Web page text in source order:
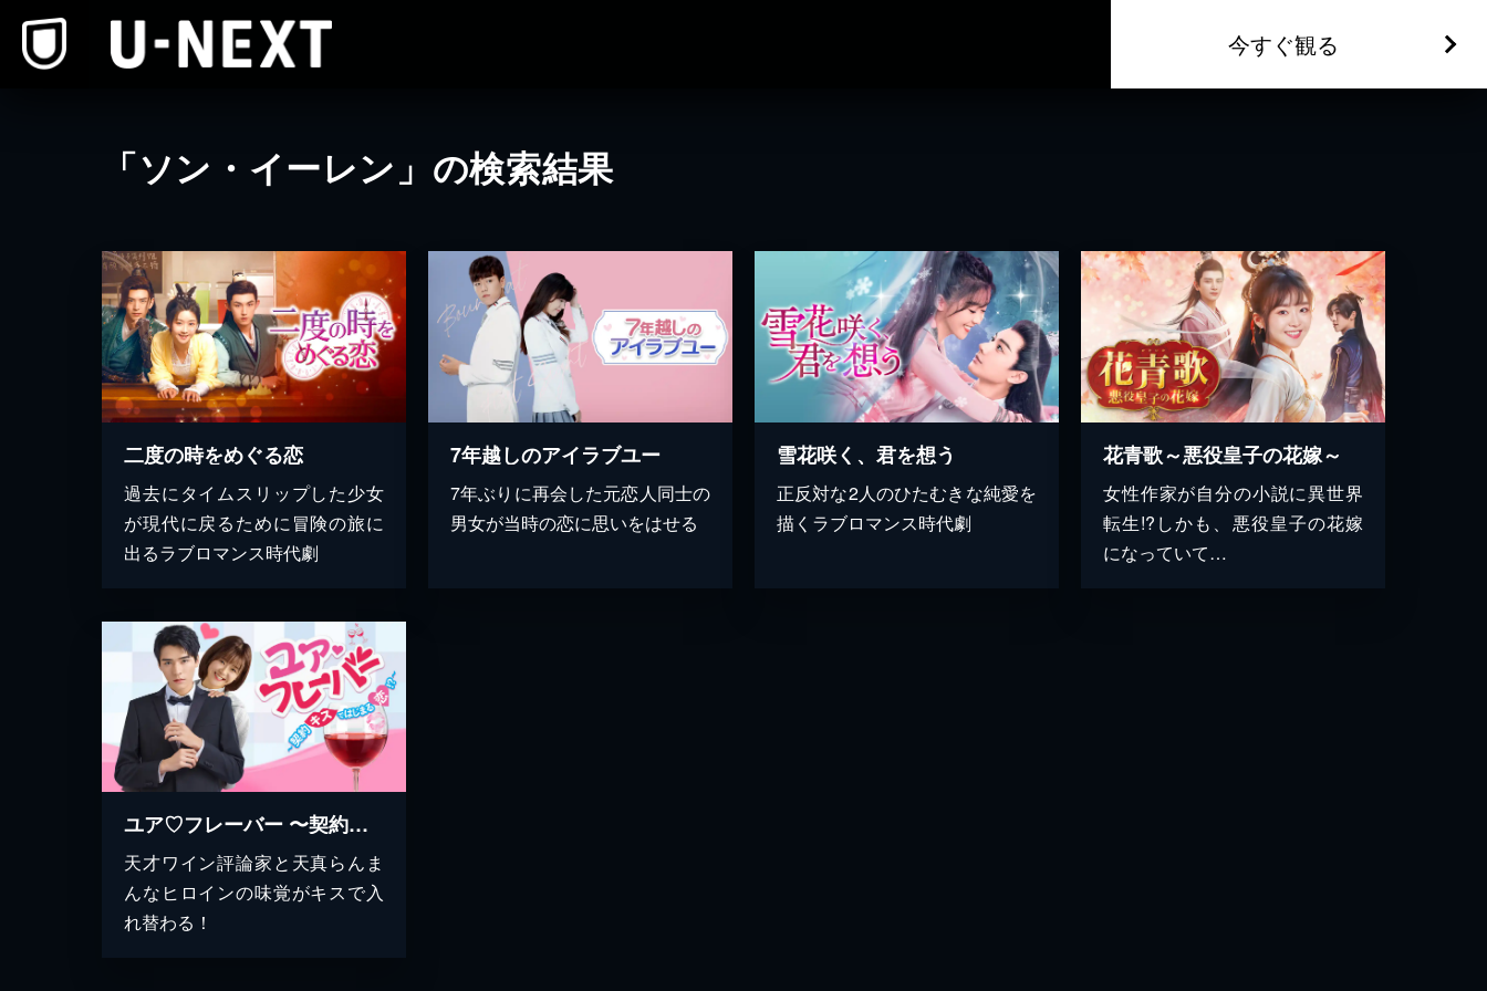
今すぐ観る
「ソン・イーレン」の検索結果
二度の時をめぐる恋
過去にタイムスリップした少女
が現代に戻るために冒険の旅に
出るラブロマンス時代劇
7年越しのアイラブユー
7年ぶりに再会した元恋人同士の
男女が当時の恋に思いをはせる
雪花咲く、君を想う
正反対な2人のひたむきな純愛を
描くラブロマンス時代劇
花青歌～悪役皇子の花嫁～
女性作家が自分の小説に異世界
転生!?しかも、悪役皇子の花嫁
になっていて…
ユア♡フレーバー 〜契約キスではじまる恋!?〜
天才ワイン評論家と天真らんま
んなヒロインの味覚がキスで入
れ替わる！